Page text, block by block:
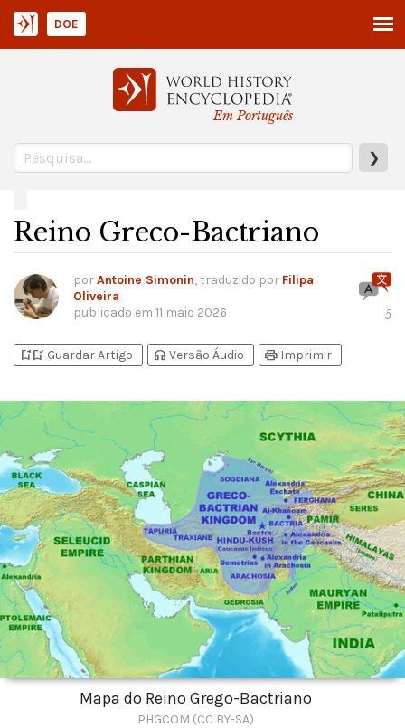
Em Português
❯
DOE
Reino Greco-Bactriano
porAntoine Simonin, traduzido por Filipa
Oliveira
publicado em 11 maio 2026 5
bookmark_addbookmark_added Guardar Artigo headphones Versão Áudio print Imprimir
Mapa do Reino Grego-Bactriano
PHGCOM (CC BY-SA)